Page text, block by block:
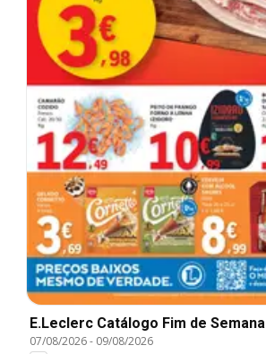
E.Leclerc Catálogo Fim de Semana
07/08/2026- 09/08/2026